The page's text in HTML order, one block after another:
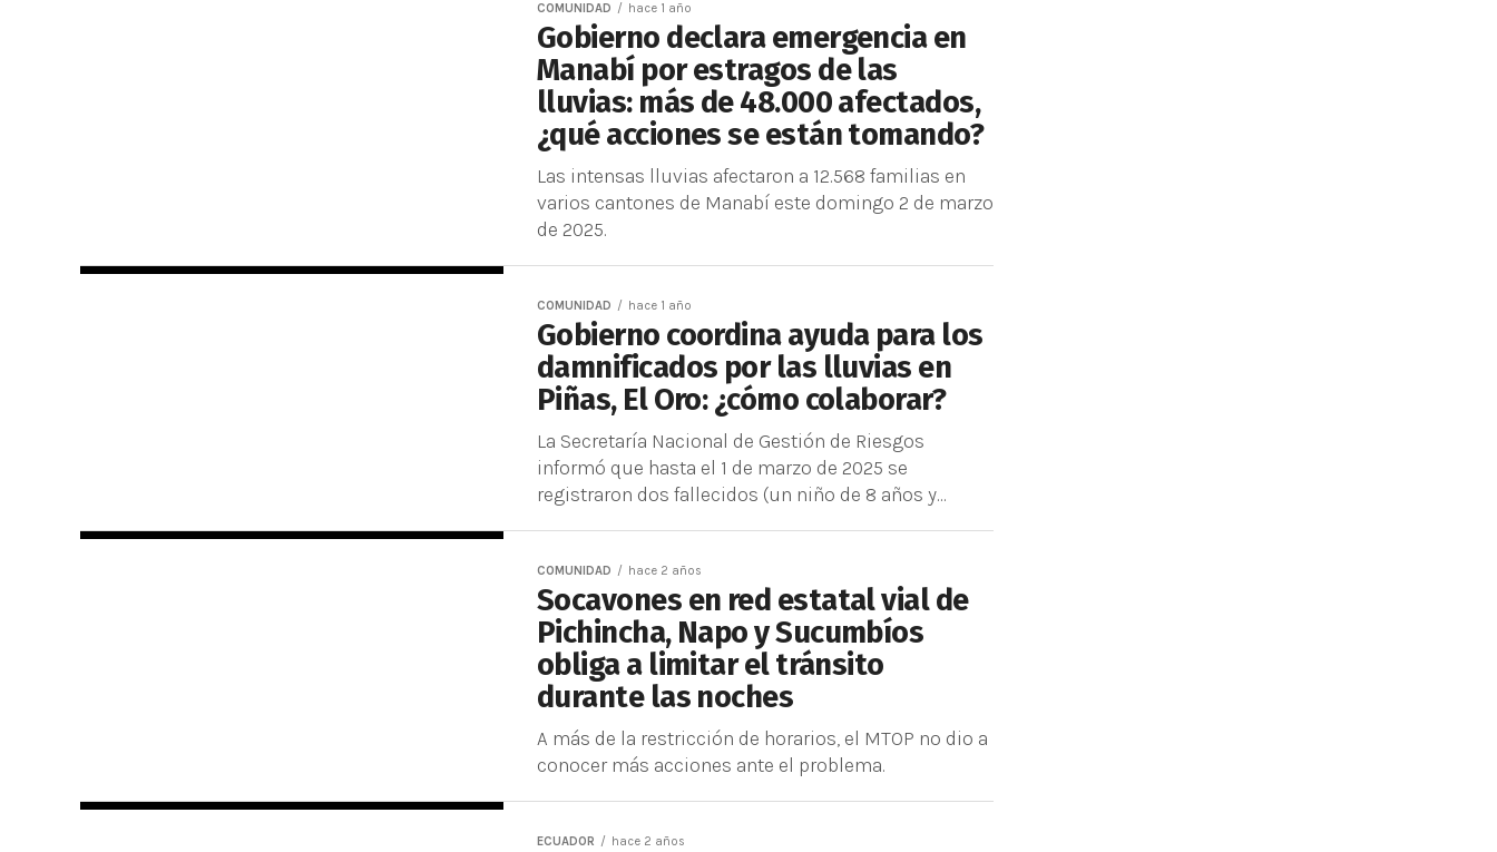
COMUNIDAD hace 1 año
Gobierno declara emergencia en
Manabí por estragos de las
lluvias: más de 48.000 afectados,
¿qué acciones se están tomando?
Las intensas lluvias afectaron a 12.568 familias en
varios cantones de Manabí este domingo 2 de marzo
de 2025.
COMUNIDAD hace 1 año
Gobierno coordina ayuda para los
damnificados por las lluvias en
Piñas, El Oro: ¿cómo colaborar?
La Secretaría Nacional de Gestión de Riesgos
informó que hasta el 1 de marzo de 2025 se
registraron dos fallecidos (un niño de 8 años y...
COMUNIDAD hace 2 años
Socavones en red estatal vial de
Pichincha, Napo y Sucumbíos
obliga a limitar el tránsito
durante las noches
A más de la restricción de horarios, el MTOP no dio a
conocer más acciones ante el problema.
ECUADOR hace 2 años